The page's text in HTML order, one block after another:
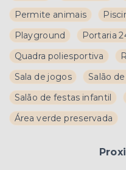
Permite animais
Playground
Portaria
Quadra poliesportiva
Sala de jogos
Salão
Salão de festas infantil
Área verde preservada